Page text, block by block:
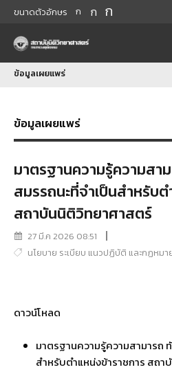
ขนาดตัวอักษร ก ก ก
ข้อมูลเผยแพร่
ข้อมูลเผยแพร่
มาตรฐานความรู้ความสา
สมรรถนะที่จำเป็นสำหรับ
สถาบันนิติวิทยาศาสตร์
27 มี.ค 2026 08:51
นโยบาย ระเบียบ แนวปฏิบัติ และกฏหม
ดาวน์โหลด
มาตรฐานความรู้ความสามารถ
สำหรับตำแหน่งข้าราชการ สถ